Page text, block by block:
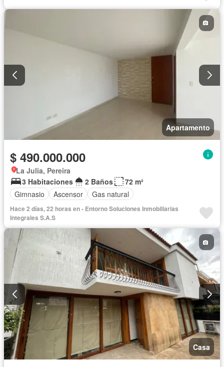
Apartamento
$ 490.000.000
La Julia, Pereira
3 Habitaciones
2 Baños
72 m²
Gimnasio
Ascensor Gas natural
Hace 2 días, 22 horas en - Entorno Soluciones Inmobiliarias
Integrales S.A.S
Casa